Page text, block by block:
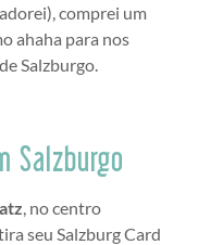
comprei um
ahaha para nos
Salzburgo.
Salzburgo
, no centro
seu Salzburg Card